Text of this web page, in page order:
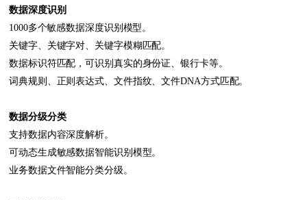
数据深度识别
1000多个敏感数据深度识别模型。
关键字、关键字对、关键字模糊匹配。
数据标识符匹配，可识别真实的身份证、银行卡等。
词典规则、正则表达式、文件指纹、文件DNA方式匹配。
数据分级分类
支持数据内容深度解析。
可动态生成敏感数据智能识别模型。
业务数据文件智能分类分级。